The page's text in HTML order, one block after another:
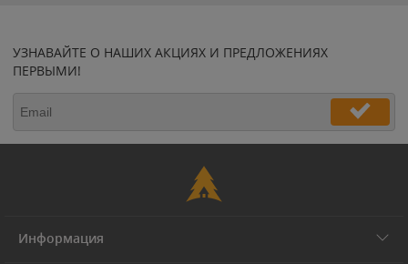
УЗНАВАЙТЕ О НАШИХ АКЦИЯХ И ПРЕДЛОЖЕНИЯХ
ПЕРВЫМИ!
Информация